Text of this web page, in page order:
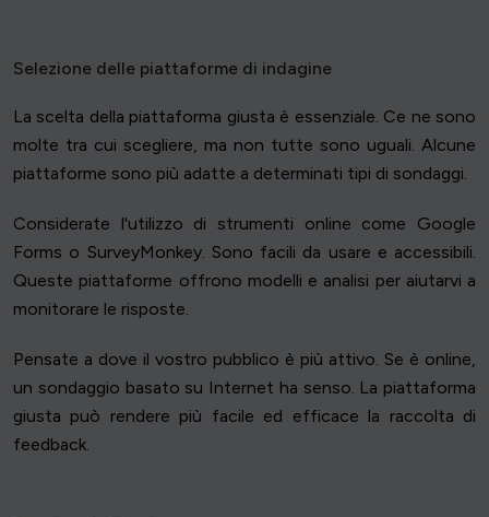
Selezione delle piattaforme di indagine
La scelta della piattaforma giusta è essenziale. Ce ne sono
molte tra cui scegliere, ma non tutte sono uguali. Alcune
piattaforme sono più adatte a determinati tipi di sondaggi.
Considerate l'utilizzo di strumenti online come Google
Forms o SurveyMonkey. Sono facili da usare e accessibili.
Queste piattaforme offrono modelli e analisi per aiutarvi a
monitorare le risposte.
Pensate a dove il vostro pubblico è più attivo. Se è online,
un sondaggio basato su Internet ha senso. La piattaforma
giusta può rendere più facile ed efficace la raccolta di
feedback.